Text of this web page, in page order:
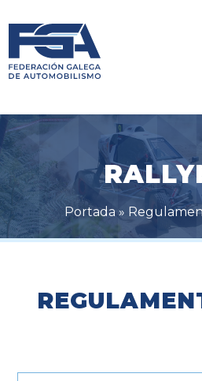
Portada »